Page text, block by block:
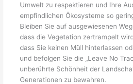
Umwelt zu respektieren und Ihre
empfindlichen Ökosysteme so
Bleiben Sie auf ausgewiesenen
dass die Vegetation zertrampelt
dass Sie keinen Müll hinterlassen
und befolgen Sie die „Leave No
unberührte Schönheit der
Generationen zu bewahren.